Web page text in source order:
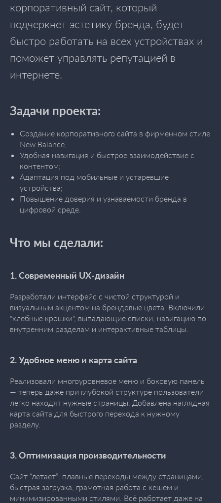
корпоративный сайт, который
подчеркнет эстетику бренда, будет
быстро работать на всех устройствах и
поможет управлять репутацией в
интернете.
Задачи проекта:
Создание корпоративного сайта в фирменном стиле
New Balance;
Удобная навигация и быстрое взаимодействие с
контентом;
Адаптация под мобильные и устаревшие
устройства;
Повышение доверия и узнаваемости бренда в
цифровой среде.
Что мы сделали:
1. Современный UX-дизайн
Разработали интерфейс с чистой структурой и
визуальным акцентом на брендовые цвета. Включили
"хлебные крошки", выпадающие списки, навигацию по
внутренним разделам и интерактивные таблицы.
2. Удобное меню и карта сайта
Реализовали многоуровневое меню и боковую панель
— теперь даже при глубокой структуре пользователи
легко находят нужные страницы. Добавлена наглядная
карта сайта для быстрого перехода к нужному
разделу.
3. Оптимизация производительности
Сайт “летает”: плавные переходы между страницами,
быстрая загрузка, грамотная работа с кешем и
минимизированными стилями. Всё работает даже на